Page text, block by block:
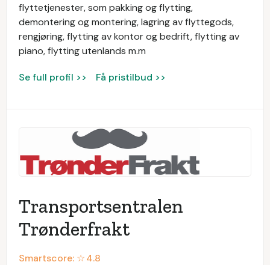
flyttetjenester, som pakking og flytting,
demontering og montering, lagring av flyttegods,
rengjøring, flytting av kontor og bedrift, flytting av
piano, flytting utenlands m.m
Se full profil >> Få pristilbud >>
Transportsentralen
Trønderfrakt
Smartscore: ☆4.8